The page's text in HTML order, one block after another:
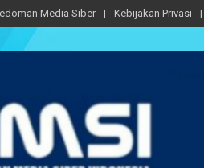
Media Siber Kebijakan Privasi